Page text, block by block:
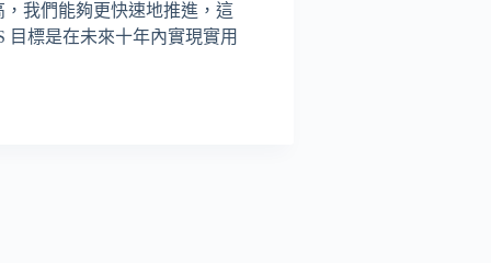
我們能夠更快速地推進，這
目標是在未來十年內實現實用